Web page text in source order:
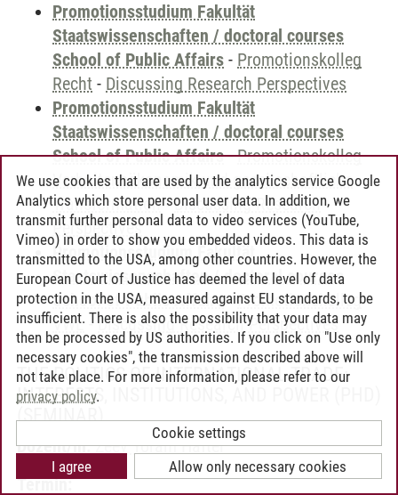
Promotionsstudium Fakultät
Staatswissenschaften / doctoral courses
School of Public Affairs - Promotionskolleg
Recht - Discussing Research Perspectives
Promotionsstudium Fakultät
Staatswissenschaften / doctoral courses
School of Public Affairs-Promotionskolleg
Verhaltensökonomik und gesellschaftliche
Transformation-Discussing Research
Perspectives
Promotionsstudium Fakultät
Staatswissenschaften / doctoral courses
School of Public Affairs-Promotionskolleg
VWL -Discussing Research Perspectives
THE POLITICS OF INTERNATIONAL TRADE:
INTERESTS, INSTITUTIONS, AND POWER (PHD)
(SEMINAR)
Dozent/in: Zeev Yoram Haftel
Termin:
We use cookies that are used by the analytics service Google
Analytics which store personal user data. In addition, we
transmit further personal data to video services (YouTube,
Vimeo) in order to show you embedded videos. This data is
transmitted to the USA, among other countries. However, the
European Court of Justice has deemed the level of data
protection in the USA, measured against EU standards, to be
insufficient. There is also the possibility that your data may
then be processed by US authorities. If you click on "Use only
necessary cookies", the transmission described above will
not take place. For more information, please refer to our
privacy policy.
Cookie settings
Allow only necessary cookies
I agree